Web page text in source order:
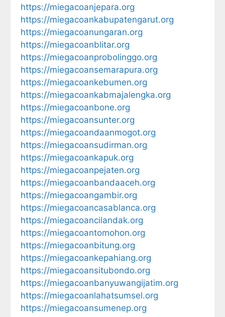
https://miegacoanjepara.org
https://miegacoankabupatengarut.org
https://miegacoanungaran.org
https://miegacoanblitar.org
https://miegacoanprobolinggo.org
https://miegacoansemarapura.org
https://miegacoankebumen.org
https://miegacoankabmajalengka.org
https://miegacoanbone.org
https://miegacoansunter.org
https://miegacoandaanmogot.org
https://miegacoansudirman.org
https://miegacoankapuk.org
https://miegacoanpejaten.org
https://miegacoanbandaaceh.org
https://miegacoangambir.org
https://miegacoancasablanca.org
https://miegacoancilandak.org
https://miegacoantomohon.org
https://miegacoanbitung.org
https://miegacoankepahiang.org
https://miegacoansitubondo.org
https://miegacoanbanyuwangijatim.org
https://miegacoanlahatsumsel.org
https://miegacoansumenep.org